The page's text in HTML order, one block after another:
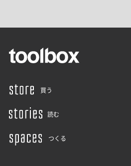
買う
読む
つくる